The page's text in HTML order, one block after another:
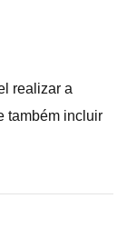
realizar a
também incluir